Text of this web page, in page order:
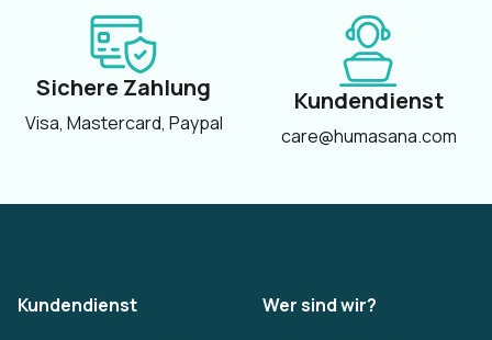
Sichere Zahlung
Visa, Mastercard, Paypal
Kundendienst
care@humasana.com
Kundendienst
Wer sind wir?